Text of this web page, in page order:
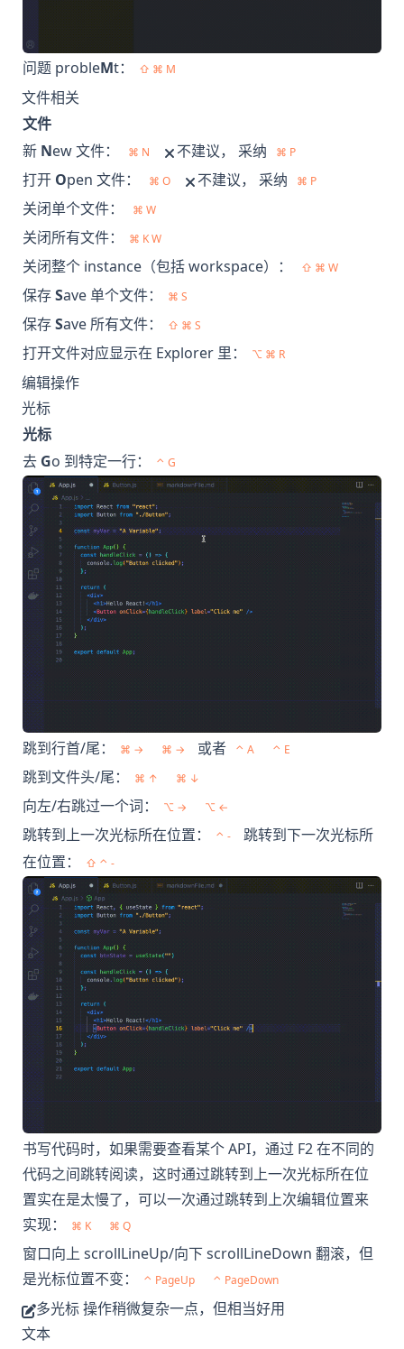
问题 probleMt： ⇧ ⌘ M
文件相关
文件
新 New 文件： ⌘ N 不建议， 采纳 ⌘ P
打开 Open 文件： ⌘ O 不建议， 采纳 ⌘ P
关闭单个文件： ⌘ W
关闭所有文件： ⌘ K W
关闭整个 instance（包括 workspace）： ⇧ ⌘ W
保存Save 单个文件： ⌘ S
保存Save 所有文件： ⇧ ⌘ S
打开文件对应显示在 Explorer 里： ⌥ ⌘ R
编辑操作
光标
光标
去 Go 到特定一行： ⌃ G
跳到行首/尾： ⌘ → ⌘ → 或者 ⌃ A ⌃ E
跳到文件头/尾： ⌘ ↑ ⌘ ↓
向左/右跳过一个词： ⌥ → ⌥ ←
跳转到上一次光标所在位置： ⌃ -
跳转到下一次光标所
在位置：
⇧ ⌃ -
书写代码时，如果需要查看某个 API，通过 F2 在不同的
代码之间跳转阅读，这时通过跳转到上一次光标所在位
置实在是太慢了，可以一次通过跳转到上次编辑位置来
实现：
⌘ K ⌘ Q
窗口向上 scrollLineUp/向下 scrollLineDown 翻滚，但
是光标位置不变：
⌃ PageUp ⌃ PageDown
多光标操作稍微复杂一点，但相当好用
文本